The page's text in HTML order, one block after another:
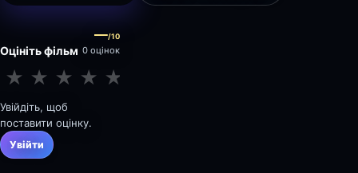
Оцініть фільм
—/10
0 оцінок
★ ★ ★ ★ ★
Увійдіть, щоб
поставити оцінку.
Увійти